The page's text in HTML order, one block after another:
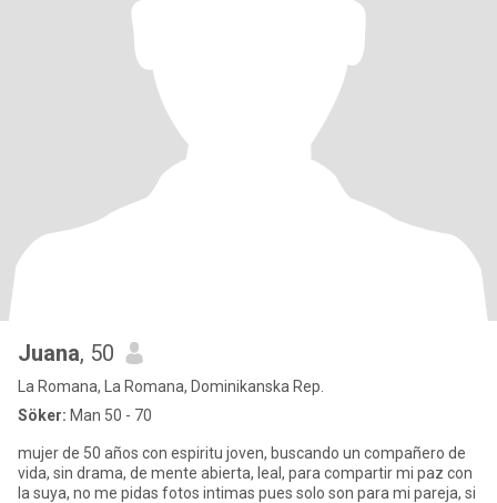
Juana, 50
La Romana, La Romana, Dominikanska Rep.
Söker: Man 50 - 70
mujer de 50 años con espiritu joven, buscando un compañero de
vida, sin drama, de mente abierta, leal, para compartir mi paz con
la suya, no me pidas fotos intimas pues solo son para mi pareja, si